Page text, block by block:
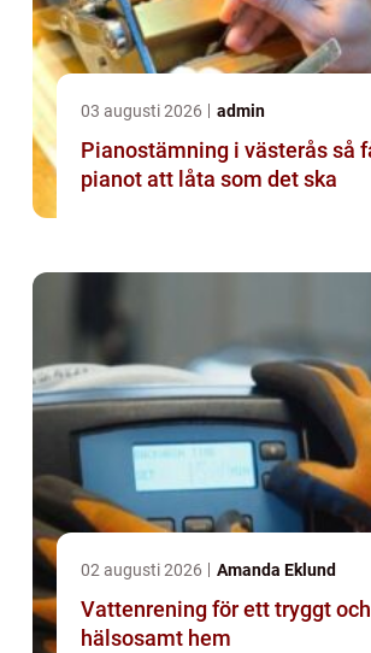
03 augusti 2026 admin
Pianostämning i västerås så får du
pianot att låta som det ska
02 augusti 2026 Amanda Eklund
Vattenrening för ett tryggt och
hälsosamt hem